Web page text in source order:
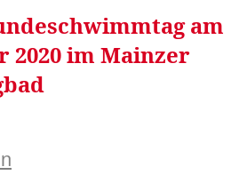
am
2020 im Mainzer